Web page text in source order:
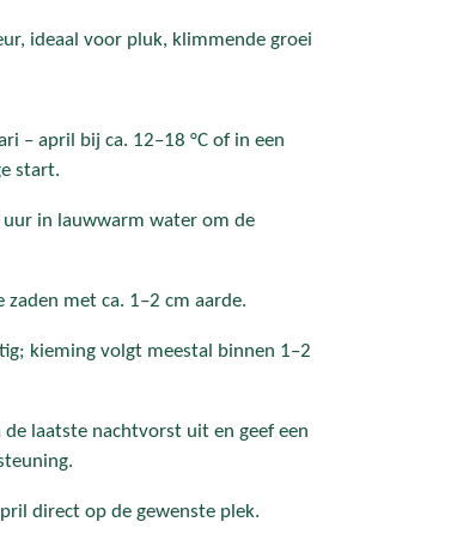
ideaal voor pluk, klimmende groei
– april bij ca. 12–18 °C of in een
start.
uur in lauwwarm water om de
zaden met ca. 1–2 cm aarde.
kieming volgt meestal binnen 1–2
laatste nachtvorst uit en geef een
direct op de gewenste plek.